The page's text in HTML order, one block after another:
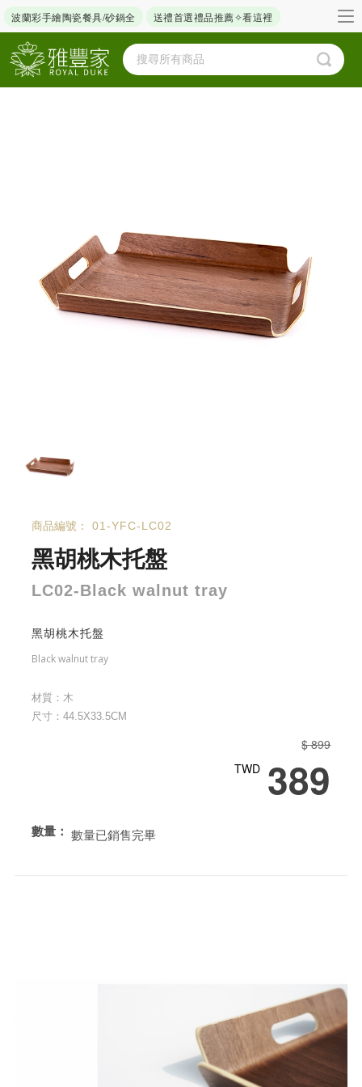
波蘭彩手繪陶瓷餐具/砂鍋全 送禮首選禮品推薦✧看這裡
商品編號： 01-YFC-LC02
黑胡桃木托盤
LC02-Black walnut tray
黑胡桃木托盤
Black walnut tray
材質：木
尺寸：44.5X33.5CM
$ 899
TWD 389
數量： 數量已銷售完畢